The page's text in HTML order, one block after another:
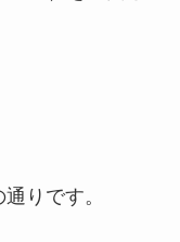
りです。